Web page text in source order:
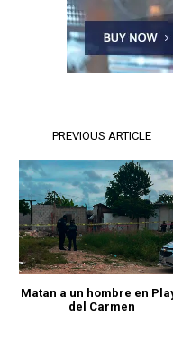
PREVIOUS ARTICLE
Matan a un hombre en
del Carmen